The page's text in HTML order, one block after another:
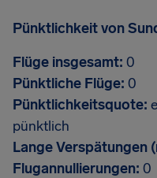
Pünktlichkeit von
Flüge insgesamt: 0
Pünktliche Flüge: 0
Pünktlichkeitsquote:
pünktlich
Lange Verspätungen
Flugannullierungen: 0